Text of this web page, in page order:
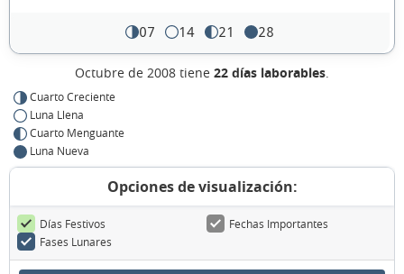
07 14 21 28
Octubre de 2008 tiene 22 días laborables.
Cuarto Creciente
Luna Llena
Cuarto Menguante
Luna Nueva
Opciones de visualización:
Días Festivos
Fechas Importantes
Fases Lunares